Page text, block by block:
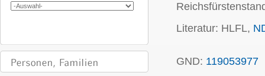
Literatur: HLFL,
GND: 119053977